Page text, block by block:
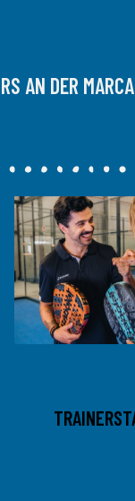
AN DER
ZUGANG